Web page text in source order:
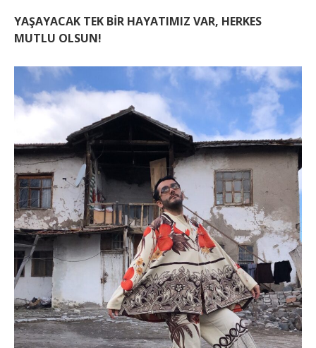
YAŞAYACAK TEK BİR HAYATIMIZ VAR, HERKES
MUTLU OLSUN!